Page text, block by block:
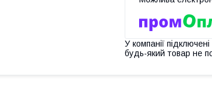
У компанії
будь-який товар не